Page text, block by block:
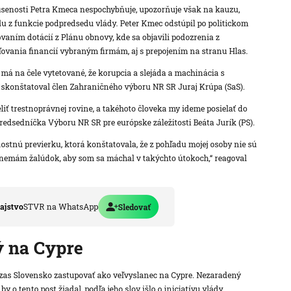
Petra Kmeca nespochybňuje, upozorňuje však na kauzu,
z funkcie podpredsedu vlády. Peter Kmec odstúpil po politickom
dotácií z Plánu obnovy, kde sa objavili podozrenia z
financií vybraným firmám, aj s prepojením na stranu Hlas.
na čele vytetované, že korupcia a slejáda a machinácia s
člen Zahraničného výboru NR SR Juraj Krúpa (SaS).
trestnoprávnej rovine, a takéhoto človeka my ideme posielať do
Výboru NR SR pre európske záležitosti Beáta Jurík (PS).
previerku, ktorá konštatovala, že z pohľadu mojej osoby nie sú
žalúdok, aby som sa máchal v takýchto útokoch,“ reagoval
STVR na WhatsApp Sledovať
na Cypre
Slovensko zastupovať ako veľvyslanec na Cypre. Nezaradený